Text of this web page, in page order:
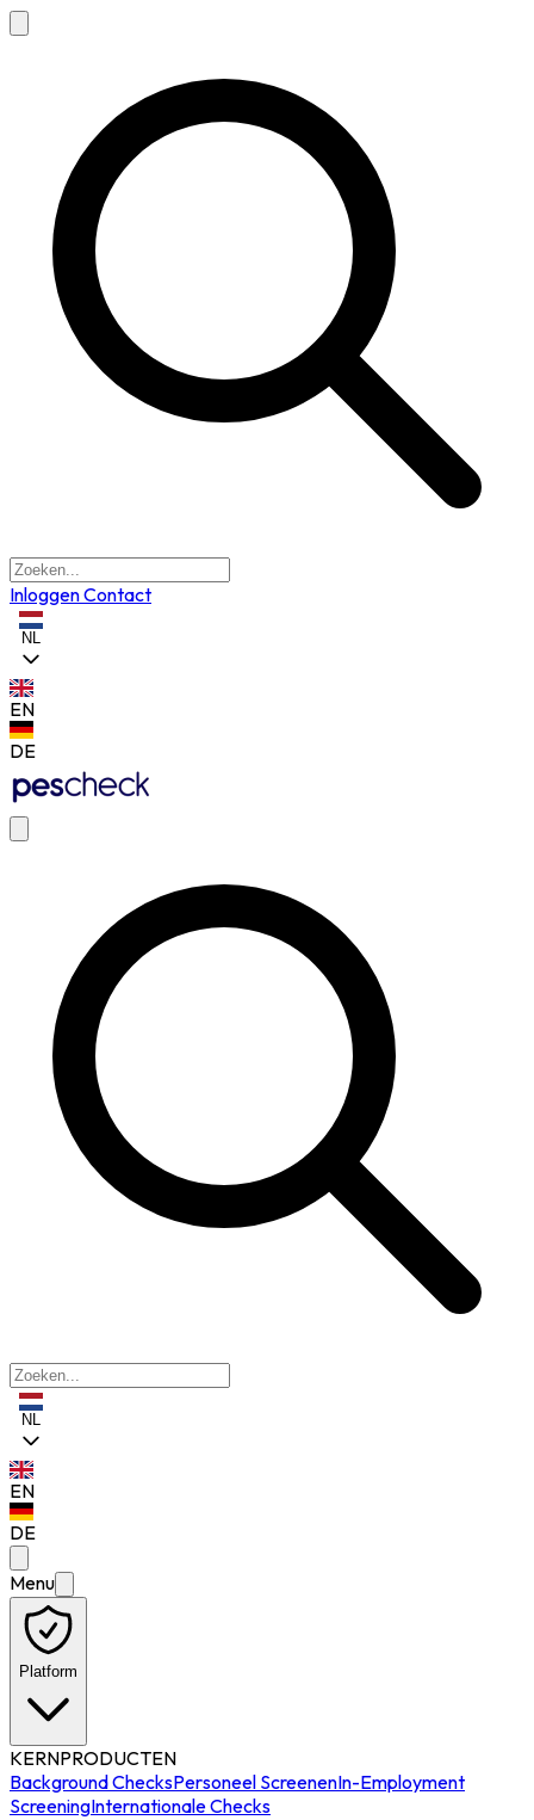
InloggenContact
NL
EN
DE
NL
EN
DE
Menu
Platform
KERNPRODUCTEN
Background ChecksPersoneel ScreenenIn-Employment
ScreeningInternationale Checks